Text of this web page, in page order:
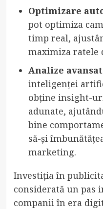
Optimizare
pot optimiza
timp real,
maximiza ratele
Analize
inteligenței
obține insight-
adunate,
bine
să-și
marketing.
Investiția în
considerată un pas
companii în era